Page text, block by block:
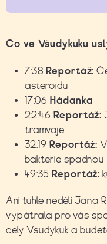
Co ve Všudykuku
7:38 Reportáž:
asteroidu
17:06 Hádanka
22:46 Reportáž:
tramvaje
32:19 Reportáž:
bakterie spadnou
49:35 Reportáž:
Ani tuhle neděli Jana
vypátrala pro vás
celý Všudykuk a